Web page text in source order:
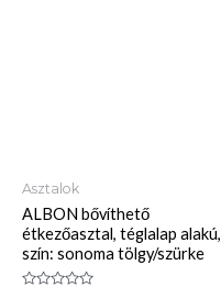
Asztalok
ALBON bővíthető
étkezőasztal, téglalap alakú,
szín: sonoma tölgy/szürke